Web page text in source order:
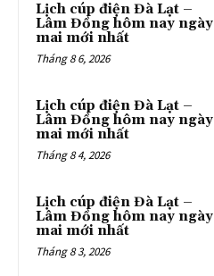
Lịch cúp điện Đà Lạt –
Lâm Đồng hôm nay ngày
mai mới nhất
Tháng 8 6, 2026
Lịch cúp điện Đà Lạt –
Lâm Đồng hôm nay ngày
mai mới nhất
Tháng 8 4, 2026
Lịch cúp điện Đà Lạt –
Lâm Đồng hôm nay ngày
mai mới nhất
Tháng 8 3, 2026